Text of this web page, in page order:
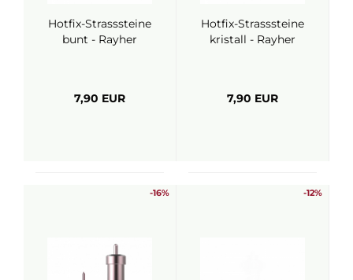
Hotfix-Strasssteine
bunt - Rayher
7,90 EUR
Hotfix-Strasssteine
kristall - Rayher
7,90 EUR
-16% -12%